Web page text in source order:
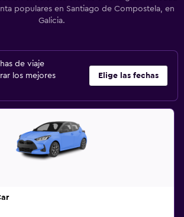
populares en Santiago de Compostela, en
Galicia.
de viaje
los mejores
Elige las fechas